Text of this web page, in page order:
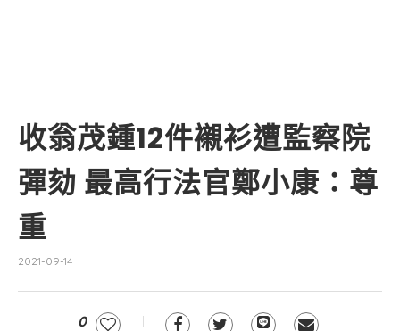
收翁茂鍾12件襯衫遭監察院
彈劾 最高行法官鄭小康：尊
重
2021-09-14
0